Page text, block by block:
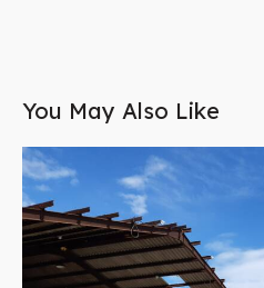
You May Also Like